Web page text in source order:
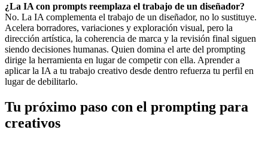
¿La IA con prompts reemplaza el trabajo de un diseñador?
No. La IA complementa el trabajo de un diseñador, no lo sustituye.
Acelera borradores, variaciones y exploración visual, pero la
dirección artística, la coherencia de marca y la revisión final siguen
siendo decisiones humanas. Quien domina el arte del prompting
dirige la herramienta en lugar de competir con ella. Aprender a
aplicar la IA a tu trabajo creativo desde dentro refuerza tu perfil en
lugar de debilitarlo.
Tu próximo paso con el prompting para
creativos